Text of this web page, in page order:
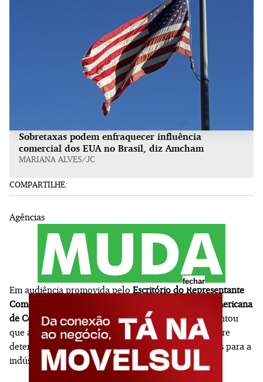
Sobretaxas podem enfraquecer influência
comercial dos EUA no Brasil, diz Amcham
MARIANA ALVES/JC
COMPARTILHE:
Agências
Em audiência promovida pelo Escritório do Representante
Comercial dos Estados Unidos (USTR)
Câmara Americana
de Comércio para o Brasil (AmCham Brasil) argumentou
que a proposta de aplicar sobretaxas de até 25% sobre
determinados produtos brasileiros deve elevar custos para a
indústria e os consumidores norte-americanos.
fechar